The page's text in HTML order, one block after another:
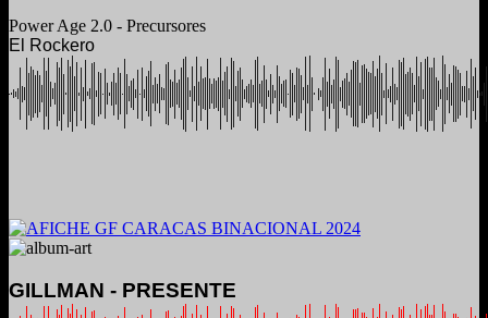
Power Age 2.0 - Precursores
El Rockero
GILLMAN - PRESENTE